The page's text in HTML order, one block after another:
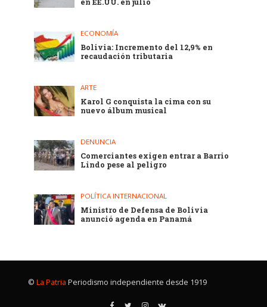
ECONOMÍA
Bolivia: Incremento del 12,9% en
recaudación tributaria
ARTE
Karol G conquista la cima con su
nuevo álbum musical
DENUNCIA
Comerciantes exigen entrar a Barrio
Lindo pese al peligro
POLÍTICA INTERNACIONAL
Ministro de Defensa de Bolivia
anunció agenda en Panamá
© La Patria Periodismo independiente desde 1919